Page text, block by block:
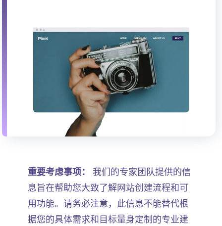
重要考虑事项：
我们的专家团队提供的信
息旨在帮助您大致了解网站创建流程和可
用功能。请务必注意，此信息不能替代根
据您的具体需求和目标量身定制的专业建